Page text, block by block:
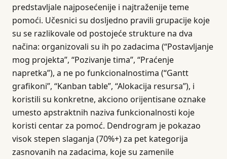
predstavljale najposećenije i najtraženije teme
pomoći. Učesnici su dosljedno pravili grupacije koje
su se razlikovale od postojeće strukture na dva
načina: organizovali su ih po zadacima (“Postavljanje
mog projekta”, “Pozivanje tima”, “Praćenje
napretka”), a ne po funkcionalnostima (“Gantt
grafikoni”, “Kanban table”, “Alokacija resursa”), i
koristili su konkretne, akciono orijentisane oznake
umesto apstraktnih naziva funkcionalnosti koje
koristi centar za pomoć. Dendrogram je pokazao
visok stepen slaganja (70%+) za pet kategorija
zasnovanih na zadacima, koje su zamenile